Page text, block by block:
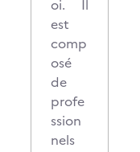
oi. Il
est
comp
osé
de
profe
ssion
nels